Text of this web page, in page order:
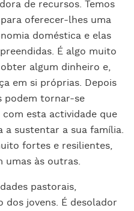
de recursos. Temos
oferecer-lhes uma
doméstica e elas
É algo muito
algum dinheiro e,
em si próprias. Depois
podem tornar-se
esta actividade que
a sustentar a sua família.
fortes e resilientes,
umas às outras.
pastorais,
dos jovens. É desolador